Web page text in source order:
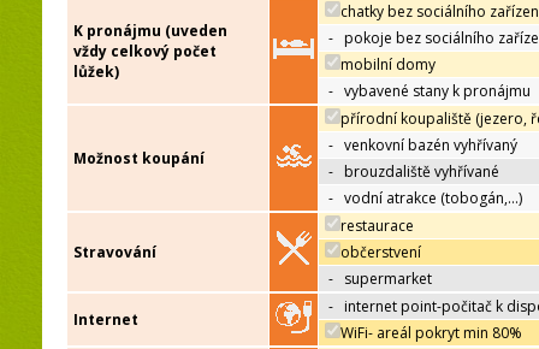
K pronájmu (uveden
vždy celkový počet
lůžek)
chatky bez sociálního
- pokoje bez sociálního
mobilní domy
- vybavené stany k pronájmu
Možnost koupání
přírodní koupaliště (jezero,
- venkovní bazén vyhřívaný
- brouzdaliště vyhřívané
- vodní atrakce (tobogán,…)
Stravování
restaurace
občerstvení
- supermarket
Internet
- internet point-počitač k
WiFi- areál pokryt min 80%